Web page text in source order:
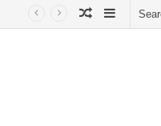
Sidebar
Random